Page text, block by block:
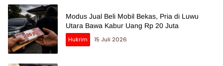
Modus Jual Beli Mobil Bekas, Pria di Luwu
Utara Bawa Kabur Uang Rp 20 Juta
Hukrim
15 Juli 2026